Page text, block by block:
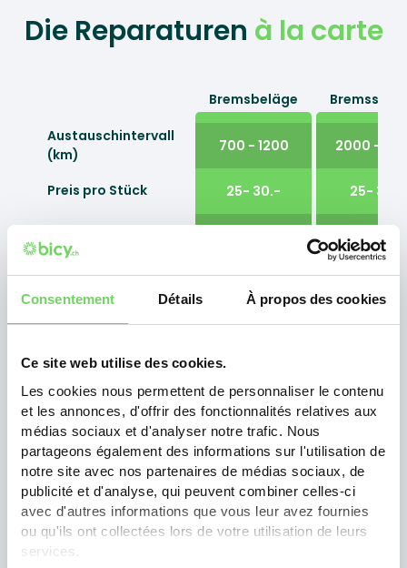
Consentement Détails À propos des cookies
Ce site web utilise des cookies.
Les cookies nous permettent de personnaliser le contenu
et les annonces, d'offrir des fonctionnalités relatives aux
médias sociaux et d'analyser notre trafic. Nous
partageons également des informations sur l'utilisation de
notre site avec nos partenaires de médias sociaux, de
publicité et d'analyse, qui peuvent combiner celles-ci
avec d'autres informations que vous leur avez fournies
ou qu'ils ont collectées lors de votre utilisation de leurs
services.
Die Reparaturen à la carte
Bremsbeläge
Austauschintervall
(km)
700 - 1200 2000 -
Preis pro Stück 25- 30.- 25- 30.-
15.-
Reinigungspaket
Demontage, Reinigung
und Schmierung der
Antriebseinheit
75.-
Komplette
Fahrradreinigung
inklusive
50.-